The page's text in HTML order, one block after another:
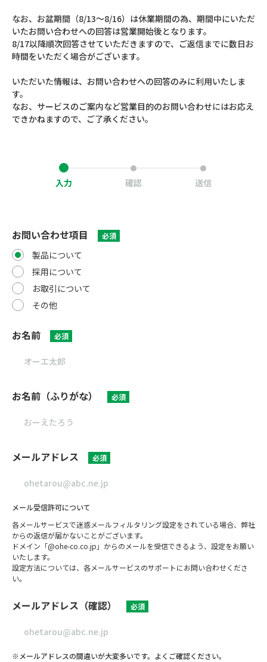
なお、お盆期間（8/13～8/16）は休業期間の為、期間中にいただ
いたお問い合わせへの回答は営業開始後となります。
8/17以降順次回答させていただきますので、ご返信までに数日お
時間をいただく場合がございます。
いただいた情報は、お問い合わせへの回答のみに利用いたしま
す。
なお、サービスのご案内など営業目的のお問い合わせにはお応え
できかねますので、ご了承ください。
入力 確認 送信
お問い合わせ項目 必須
製品について
採用について
お取引について
その他
お名前 必須
お名前（ふりがな） 必須
メールアドレス 必須
メール受信許可について
各メールサービスで迷惑メールフィルタリング設定をされている場合、弊社
からの返信が届かないことがございます。
ドメイン「@ohe-co.co.jp」からのメールを受信できるよう、設定をお願い
いたします。
設定方法については、各メールサービスのサポートにお問い合わせくださ
い。
メールアドレス（確認） 必須
※メールアドレスの間違いが大変多いです。よくご確認ください。